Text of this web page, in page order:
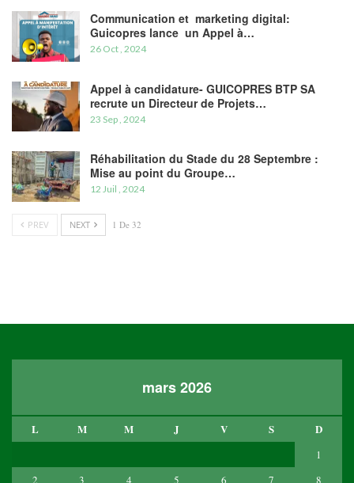
Communication et marketing digital:
Guicopres lance un Appel à…
26 Oct , 2024
Appel à candidature- GUICOPRES BTP SA
recrute un Directeur de Projets…
23 Sep , 2024
Réhabilitation du Stade du 28 Septembre :
Mise au point du Groupe…
12 Juil , 2024
PREV NEXT 1 De 32
mars 2026
L M M J V S D
1
2
3 4 5 6 7
8